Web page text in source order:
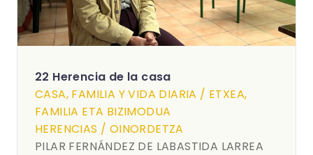
22 Herencia de la casa
CASA, FAMILIA Y VIDA DIARIA / ETXEA,
FAMILIA ETA BIZIMODUA
HERENCIAS / OINORDETZA
PILAR FERNÁNDEZ DE LABASTIDA LARREA